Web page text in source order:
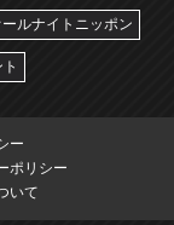
ールナイトニッポン
ー
ポリシー
いて